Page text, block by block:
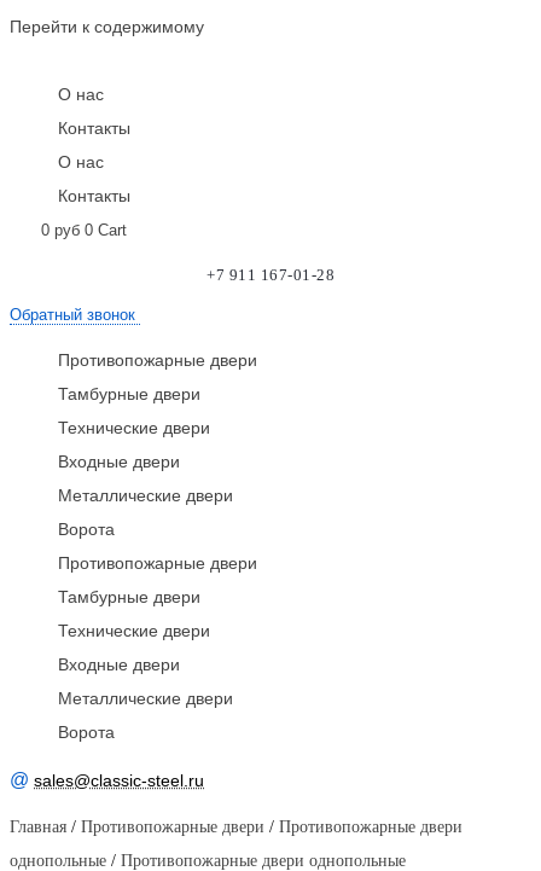
Перейти к содержимому
О нас
Контакты
О нас
Контакты
0 руб 0 Cart
+7 911 167-01-28
Обратный звонок
Противопожарные двери
Тамбурные двери
Технические двери
Входные двери
Металлические двери
Ворота
Противопожарные двери
Тамбурные двери
Технические двери
Входные двери
Металлические двери
Ворота
@ sales@classic-steel.ru
Главная / Противопожарные двери / Противопожарные двери
однопольные / Противопожарные двери однопольные